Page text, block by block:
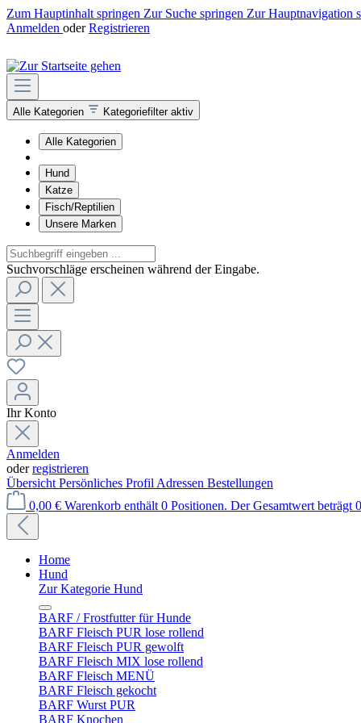
Zum Hauptinhalt springen Zur Suche springen Zur Hauptnavigation
Anmelden oder Registrieren
Alle Kategorien Kategoriefilter aktiv
Alle Kategorien
Hund
Katze
Fisch/Reptilien
Unsere Marken
Suchvorschläge erscheinen während der Eingabe.
Ihr Konto
Anmelden
oderregistrieren
Übersicht Persönliches Profil Adressen Bestellungen
0,00 € Warenkorb enthält 0 Positionen. Der Gesamtwert beträgt
Home
Hund
Zur Kategorie Hund
BARF / Frostfutter für Hunde
BARF Fleisch PUR lose rollend
BARF Fleisch PUR gewolft
BARF Fleisch MIX lose rollend
BARF Fleisch MENÜ
BARF Fleisch gekocht
BARF Wurst PUR
BARF Knochen